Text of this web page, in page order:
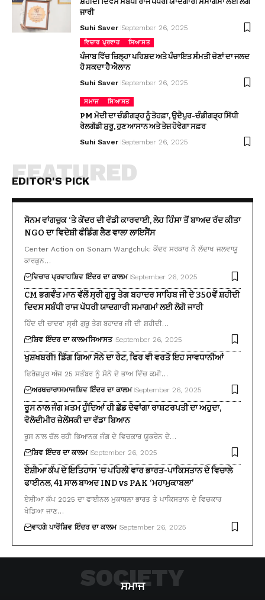
ਜਾਰੀ
Suhi Saver September 26, 2025
ਵਿਚਾਰ ਪ੍ਰਵਾਹ ਸਿਆਸਤ
ਪੰਜਾਬ ਵਿੱਚ ਜ਼ਿਲ੍ਹਾ ਪਰਿਸ਼ਦ ਅਤੇ ਪੰਚਾਇਤ ਸੰਮਤੀ ਚੋਣਾਂ ਦਾ ਜਲਦ
ਹੋ ਸਕਦਾ ਹੈ ਐਲਾਨ
Suhi Saver September 26, 2025
ਸਮਾਜ ਸਿਆਸਤ
PM ਮੋਦੀ ਦਾ ਚੰਡੀਗੜ੍ਹ ਨੂੰ ਤੋਹਫ਼ਾ, ਉਦੈਪੁਰ-ਚੰਡੀਗੜ੍ਹ ਸਿੱਧੀ
ਰੇਲਗੱਡੀ ਸ਼ੁਰੂ, ਹੁਣ ਆਸਾਨ ਅਤੇ ਤੇਜ਼ ਹੋਵੇਗਾ ਸਫ਼ਰ
Suhi Saver September 26, 2025
EDITOR'S PICK
FEATURED
ਸੋਨਮ ਵਾਂਗਚੁਕ ‘ਤੇ ਕੇਂਦਰ ਦੀ ਵੱਡੀ ਕਾਰਵਾਈ, ਲੇਹ ਹਿੰਸਾ ਤੋਂ ਬਾਅਦ ਰੱਦ ਕੀਤਾ
NGO ਦਾ ਵਿਦੇਸ਼ੀ ਫੰਡਿੰਗ ਲੈਣ ਵਾਲਾ ਲਾਇਸੈਂਸ
Center Action on Sonam Wangchuk: ਕੇਂਦਰ ਸਰਕਾਰ ਨੇ ਲੱਦਾਖ ਜਲਵਾਯੂ
ਕਾਰਕੁਨ…
ਵਿਚਾਰ ਪ੍ਰਵਾਹਸ਼ਿਵ ਇੰਦਰ ਦਾ ਕਾਲਮ September 26, 2025
CM ਭਗਵੰਤ ਮਾਨ ਵੱਲੋਂ ਸ੍ਰੀ ਗੁਰੂ ਤੇਗ ਬਹਾਦਰ ਸਾਹਿਬ ਜੀ ਦੇ 350ਵੇਂ ਸ਼ਹੀਦੀ
ਦਿਵਸ ਸਬੰਧੀ ਰਾਜ ਪੱਧਰੀ ਯਾਦਗਾਰੀ ਸਮਾਗਮਾਂ ਲਈ ਲੋਗੋ ਜਾਰੀ
ਹਿੰਦ ਦੀ ਚਾਦਰ’ ਸ੍ਰੀ ਗੁਰੂ ਤੇਗ ਬਹਾਦਰ ਜੀ ਦੀ ਸ਼ਹੀਦੀ…
ਸ਼ਿਵ ਇੰਦਰ ਦਾ ਕਾਲਮਸਿਆਸਤ September 26, 2025
ਖੁਸ਼ਖਬਰੀ! ਡਿੱਗ ਗਿਆ ਸੋਨੇ ਦਾ ਰੇਟ, ਫਿਰ ਵੀ ਵਰਤੋ ਇਹ ਸਾਵਧਾਨੀਆਂ
ਫਿਰੋਜ਼ਪੁਰ ਅੱਜ 25 ਸਤੰਬਰ ਨੂੰ ਸੋਨੇ ਦੇ ਭਾਅ ਵਿੱਚ ਕਮੀ…
ਅਰਥਚਾਰਾਸਮਾਜਸ਼ਿਵ ਇੰਦਰ ਦਾ ਕਾਲਮ September 26, 2025
ਰੂਸ ਨਾਲ ਜੰਗ ਖ਼ਤਮ ਹੁੰਦਿਆਂ ਹੀ ਛੱਡ ਦੇਵਾਂਗਾ ਰਾਸ਼ਟਰਪਤੀ ਦਾ ਅਹੁਦਾ,
ਵੋਲੋਦੀਮੀਰ ਜ਼ੇਲੇਂਸਕੀ ਦਾ ਵੱਡਾ ਬਿਆਨ
ਰੂਸ ਨਾਲ ਚੱਲ ਰਹੀ ਭਿਆਨਕ ਜੰਗ ਦੇ ਵਿਚਕਾਰ ਯੂਕਰੇਨ ਦੇ…
ਸ਼ਿਵ ਇੰਦਰ ਦਾ ਕਾਲਮ September 26, 2025
ਏਸ਼ੀਆ ਕੱਪ ਦੇ ਇਤਿਹਾਸ ‘ਚ ਪਹਿਲੀ ਵਾਰ ਭਾਰਤ-ਪਾਕਿਸਤਾਨ ਦੇ ਵਿਚਾਲੇ
ਫਾਈਨਲ, 41 ਸਾਲ ਬਾਅਦ IND vs PAK ‘ਮਹਾਮੁਕਾਬਲਾ’
ਏਸ਼ੀਆ ਕੱਪ 2025 ਦਾ ਫਾਈਨਲ ਮੁਕਾਬਲਾ ਭਾਰਤ ਤੇ ਪਾਕਿਸਤਾਨ ਦੇ ਵਿਚਕਾਰ
ਖੇਡਿਆ ਜਾਣ…
ਵਾਹਗੇ ਪਾਰੋਂਸ਼ਿਵ ਇੰਦਰ ਦਾ ਕਾਲਮ September 26, 2025
ਸਮਾਜ
SOCIETY